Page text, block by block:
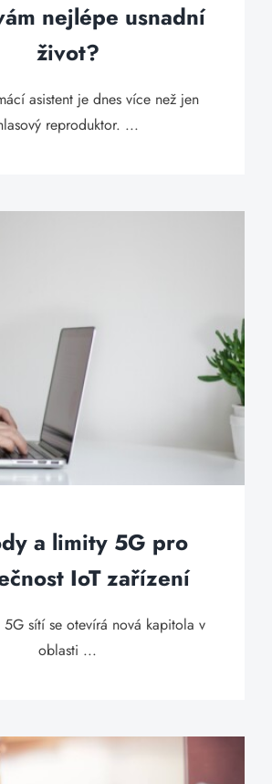
nejlépe usnadní
život?
asistent je dnes více než jen
reproduktor. ...
a limity 5G pro
IoT zařízení
5G sítí se otevírá nová kapitola v
oblasti ...